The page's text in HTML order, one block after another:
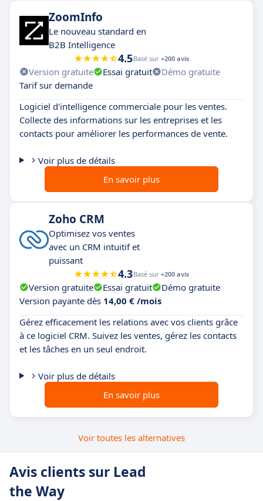
ZoomInfo
Le nouveau standard en
B2B Intelligence
4.5Basé sur +200 avis
Version gratuite Essai gratuit
Démo gratuite
Tarif sur demande
Logiciel d'intelligence commerciale pour les ventes.
Collecte des informations sur les entreprises et les
contacts pour améliorer les performances de vente.
Voir plus de détails
En savoir plus
Zoho CRM
Optimisez vos ventes
avec un CRM intuitif et
puissant
4.3Basé sur +200 avis
Version gratuite Essai gratuit
Démo gratuite
Version payante dès 14,00 € /mois
Gérez efficacement les relations avec vos clients grâce
à ce logiciel CRM. Suivez les ventes, gérez les contacts
et les tâches en un seul endroit.
Voir plus de détails
En savoir plus
Voir toutes les alternatives
Avis clients sur Lead
the Way